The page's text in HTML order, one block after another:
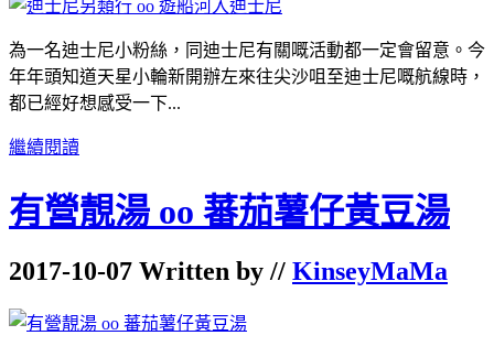
為一名迪士尼小粉絲，同迪士尼有關嘅活動都一定會留意。今
年年頭知道天星小輪新開辦左來往尖沙咀至迪士尼嘅航線時，
都已經好想感受一下...
繼續閱讀
有營靚湯 oo 蕃茄薯仔黃豆湯
2017-10-07 Written by // KinseyMaMa